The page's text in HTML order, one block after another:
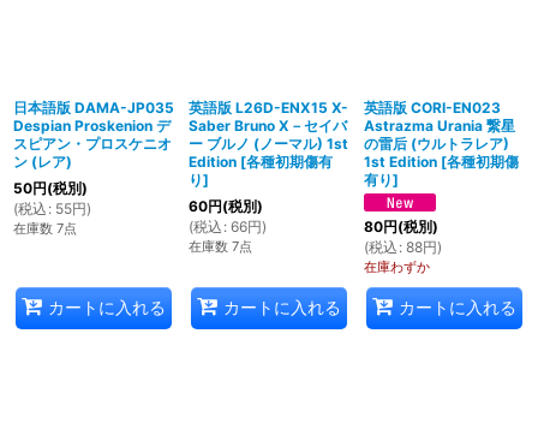
日本語版 DAMA-JP035
Despian Proskenion デ
スピアン・プロスケニオ
ン (レア)
50円(税別)
(税込 : 55円)
在庫数 7点
カートに入れる
英語版 L26D-ENX15 X-
Saber Bruno X－セイバ
ー ブルノ (ノーマル) 1st
Edition [各種初期傷有
り]
60円(税別)
(税込 : 66円)
在庫数 7点
カートに入れる
英語版 CORI-EN023
Astrazma Urania 繋星
の雷后 (ウルトラレア)
1st Edition [各種初期傷
有り]
80円(税別)
(税込 : 88円)
在庫わずか
カートに入れる